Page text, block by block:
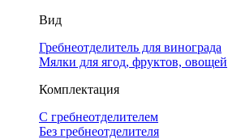
Вид
Гребнеотделитель для винограда
Мялки для ягод, фруктов, овощей
Комплектация
С гребнеотделителем
Без гребнеотделителя